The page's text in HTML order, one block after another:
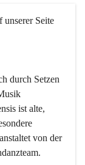
Seite
durch Setzen
ist alte,
von der